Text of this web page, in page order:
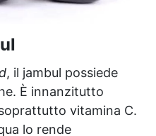
, il jambul possiede
È innanzitutto
vitamina C.
lo rende